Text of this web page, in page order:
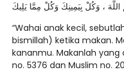
اللَّهَ ، وَكُلْ بِيَمِينِكَ وَكُلْ مِمَّا يَلِيكَ
“Wahai anak kecil,
bismillah) ketika makan.
kananmu. Makanlah yang
no. 5376 dan Muslim no.